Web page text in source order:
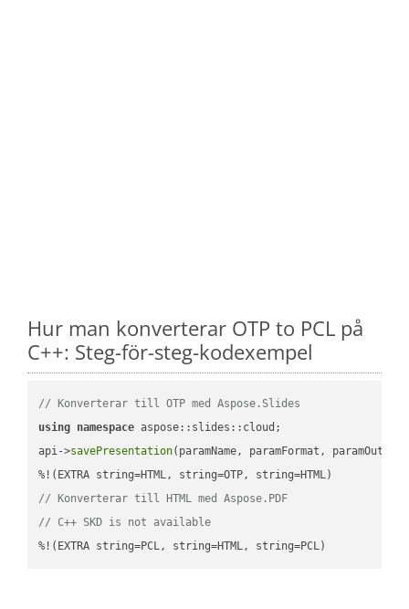
Hur man konverterar OTP to PCL på
C++: Steg-för-steg-kodexempel
// Konverterar till OTP med Aspose.Slides
using namespace aspose::slides::cloud;
api->savePresentation(paramName, paramFormat,
// Konverterar till HTML med Aspose.PDF
// C++ SKD is not available
%!(EXTRA string=PCL, string=HTML, string=PCL)